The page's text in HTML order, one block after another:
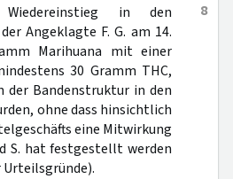
8
in den
Angeklagte F. G. am 14.
Marihuana mit einer
30 Gramm THC,
der Bandenstruktur in den
ohne dass hinsichtlich
eine Mitwirkung
S. hat festgestellt werden
Urteilsgründe).